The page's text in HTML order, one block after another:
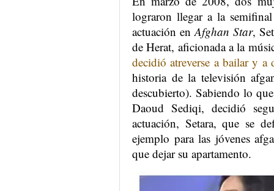
lograron llegar a la
actuación en Afghan Star,
de Herat, aficionada a la
decidió atreverse a bailar y a
historia de la televisión
descubierto). Sabiendo lo
Daoud Sediqi, decidió
actuación, Setara, que se
ejemplo para las jóvenes
que dejar su apartamento.